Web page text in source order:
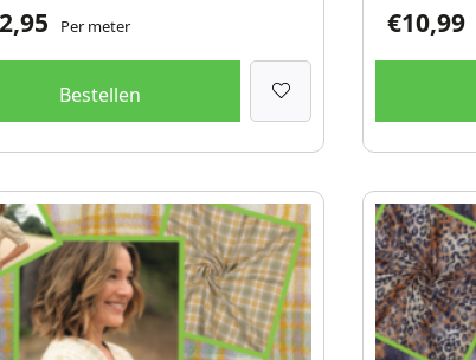
Per meter
Bestellen
€10,99